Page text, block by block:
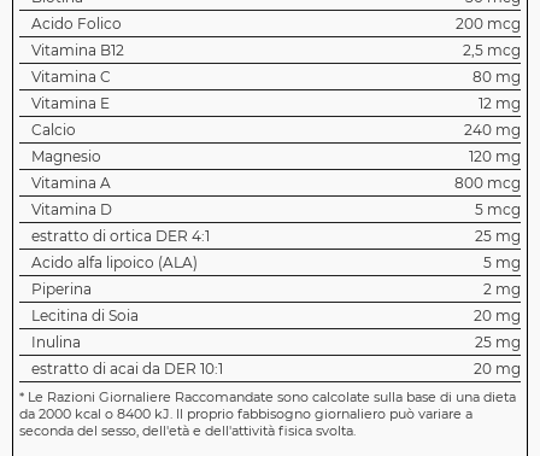
Acido Folico
200 mcg
Vitamina B12
2,5 mcg
Vitamina C
80 mg
Vitamina E
12 mg
Calcio
240 mg
Magnesio
120 mg
Vitamina A
800 mcg
Vitamina D
5 mcg
estratto di ortica DER 4:1
25 mg
Acido alfa lipoico (ALA)
5 mg
Piperina
2 mg
Lecitina di Soia
20 mg
Inulina
25 mg
estratto di acai da DER 10:1
20 mg
* Le Razioni Giornaliere Raccomandate sono calcolate sulla base di una dieta
da 2000 kcal o 8400 kJ. Il proprio fabbisogno giornaliero può variare a
seconda del sesso, dell'età e dell'attività fisica svolta.